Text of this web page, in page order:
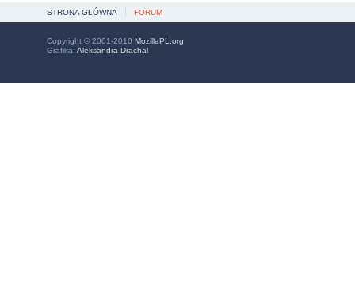
STRONA GŁÓWNA FORUM
Copyright © 2001-2010 MozillaPL.org
Grafika: Aleksandra Drachal